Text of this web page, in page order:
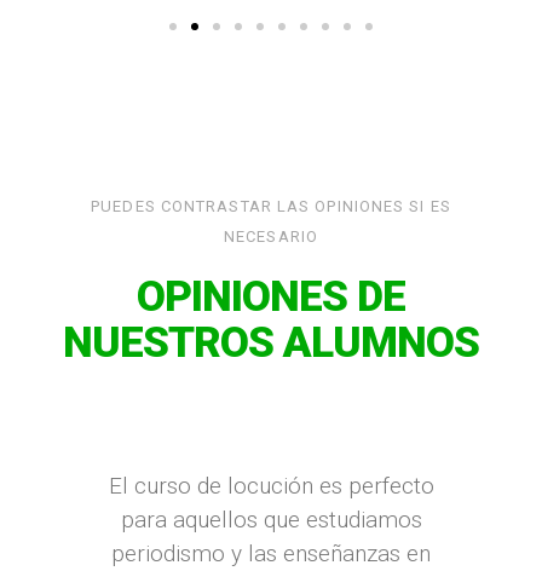
PUEDES CONTRASTAR LAS OPINIONES SI ES
NECESARIO
OPINIONES DE
NUESTROS ALUMNOS
El curso de locución es perfecto
para aquellos que estudiamos
periodismo y las enseñanzas en